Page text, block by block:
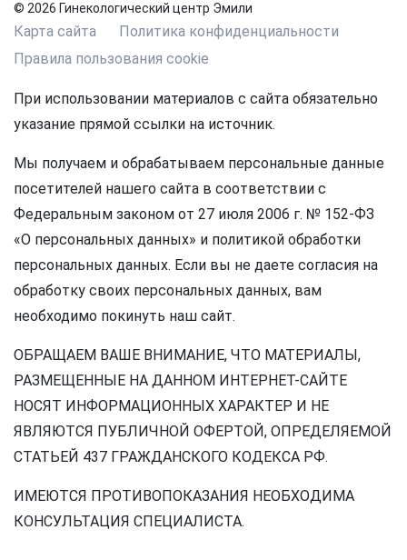
© 2026 Гинекологический центр Эмили
Карта сайта
Политика конфиденциальности
Правила пользования cookie
При использовании материалов с сайта обязательно
указание прямой ссылки на источник.
Мы получаем и обрабатываем персональные данные
посетителей нашего сайта в соответствии с
Федеральным законом от 27 июля 2006 г. № 152-ФЗ
«О персональных данных» и политикой обработки
персональных данных. Если вы не даете согласия на
обработку своих персональных данных, вам
необходимо покинуть наш сайт.
ОБРАЩАЕМ ВАШЕ ВНИМАНИЕ, ЧТО МАТЕРИАЛЫ,
РАЗМЕЩЕННЫЕ НА ДАННОМ ИНТЕРНЕТ-САЙТЕ
НОСЯТ ИНФОРМАЦИОННЫХ ХАРАКТЕР И НЕ
ЯВЛЯЮТСЯ ПУБЛИЧНОЙ ОФЕРТОЙ, ОПРЕДЕЛЯЕМОЙ
СТАТЬЕЙ 437 ГРАЖДАНСКОГО КОДЕКСА РФ.
ИМЕЮТСЯ ПРОТИВОПОКАЗАНИЯ НЕОБХОДИМА
КОНСУЛЬТАЦИЯ СПЕЦИАЛИСТА.